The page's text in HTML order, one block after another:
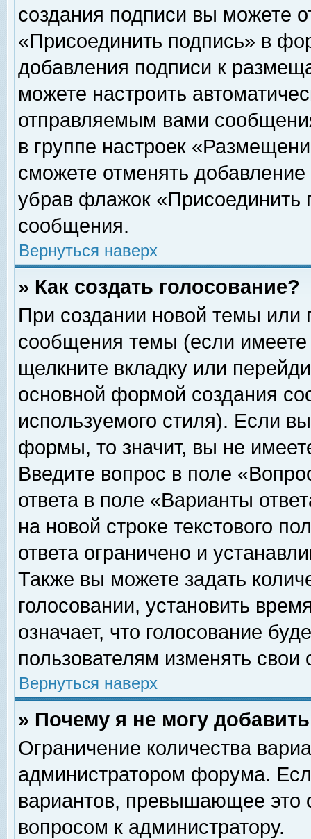
создания подписи вы можете
«Присоединить подпись» в
добавления подписи к
можете настроить
отправляемым вами
в группе настроек
сможете отменять
убрав флажок «Присоединить
сообщения.
Вернуться наверх
» Как создать голосование?
При создании новой темы или
сообщения темы (если
щелкните вкладку или
основной формой создания
используемого стиля). Если
формы, то значит, вы не
Введите вопрос в поле
ответа в поле «Варианты
на новой строке текстового
ответа ограничено и
Также вы можете задать
голосовании, установить
означает, что голосование
пользователям изменять свои
Вернуться наверх
» Почему я не могу
Ограничение количества
администратором форума.
вариантов, превышающее это
вопросом к администратору.